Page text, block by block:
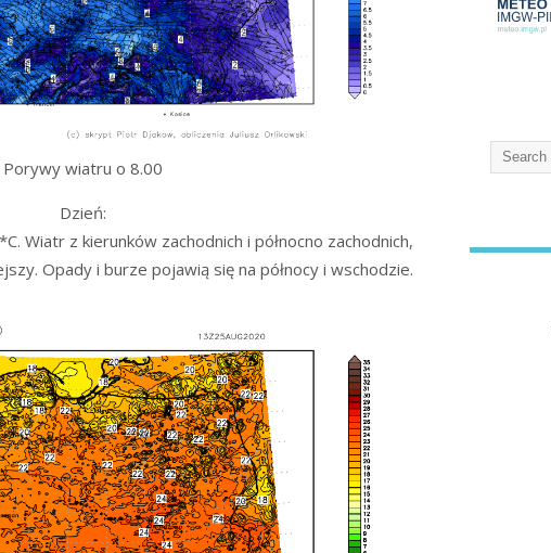
Porywy wiatru o 8.00
Dzień:
Wiatr z kierunków zachodnich i północno zachodnich,
Opady i burze pojawią się na północy i wschodzie.